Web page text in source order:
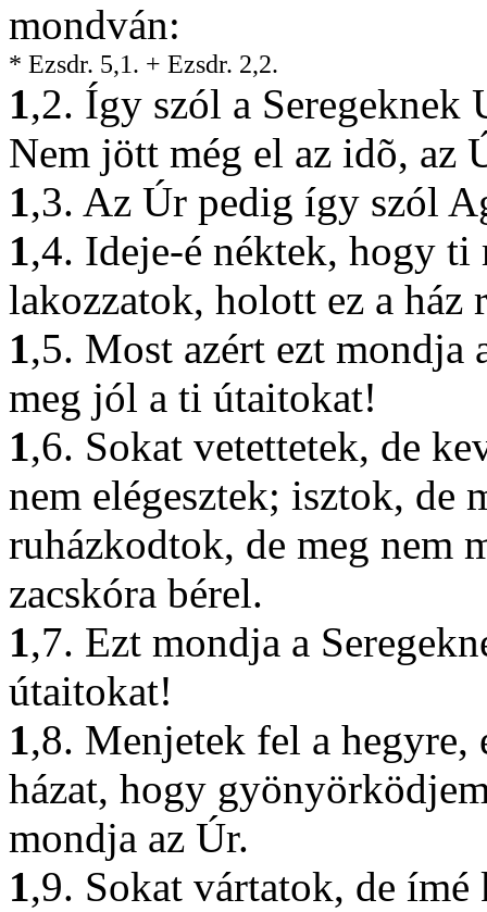
mondván:
* Ezsdr. 5,1. + Ezsdr. 2,2.
1,2. Így szól a Seregeknek
Nem jött még el az idõ, az
1,3. Az Úr pedig így szól
1,4. Ideje-é néktek, hogy ti
lakozzatok, holott ez a ház
1,5. Most azért ezt mondja
meg jól a ti útaitokat!
1,6. Sokat vetettetek, de
nem elégesztek; isztok, de
ruházkodtok, de meg nem
zacskóra bérel.
1,7. Ezt mondja a
útaitokat!
1,8. Menjetek fel a hegyre,
házat, hogy
mondja az Úr.
1,9. Sokat vártatok, de